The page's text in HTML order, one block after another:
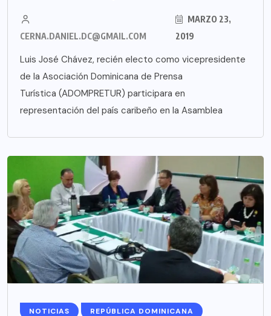
CERNA.DANIEL.DC@GMAIL.COM
MARZO 23,
2019
Luis José Chávez, recién electo como vicepresidente
de la Asociación Dominicana de Prensa
Turística (ADOMPRETUR) participara en
representación del país caribeño en la Asamblea
NOTICIAS REPÚBLICA DOMINICANA